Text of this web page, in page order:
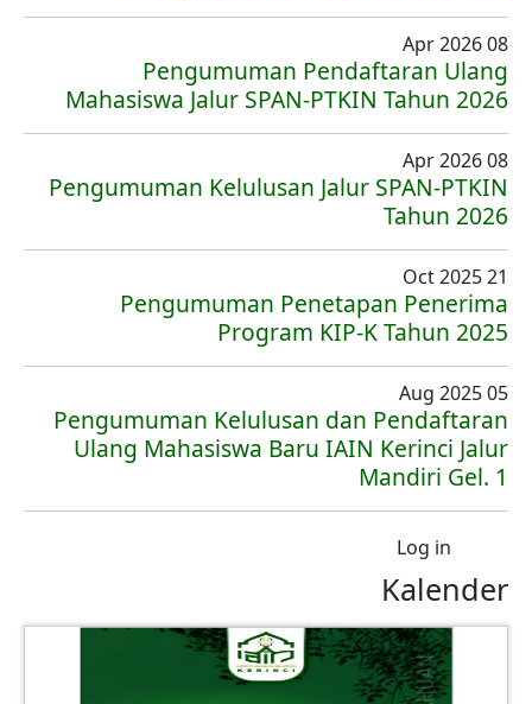
08 Apr 2026
Pengumuman Pendaftaran Ulang
Mahasiswa Jalur SPAN-PTKIN Tahun 2026
08 Apr 2026
Pengumuman Kelulusan Jalur SPAN-PTKIN
Tahun 2026
21 Oct 2025
Pengumuman Penetapan Penerima
Program KIP-K Tahun 2025
05 Aug 2025
Pengumuman Kelulusan dan Pendaftaran
Ulang Mahasiswa Baru IAIN Kerinci Jalur
Mandiri Gel. 1
User account menu
Log in
Kalender